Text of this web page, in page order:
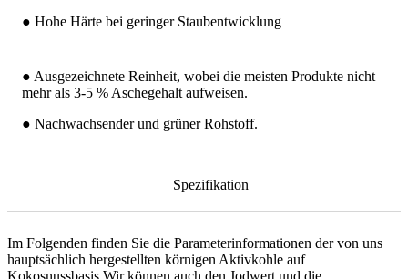
● Hohe Härte bei geringer Staubentwicklung
● Ausgezeichnete Reinheit, wobei die meisten Produkte nicht
mehr als 3-5 % Aschegehalt aufweisen.
● Nachwachsender und grüner Rohstoff.
Spezifikation
Im Folgenden finden Sie die Parameterinformationen der von uns
hauptsächlich hergestellten körnigen Aktivkohle auf